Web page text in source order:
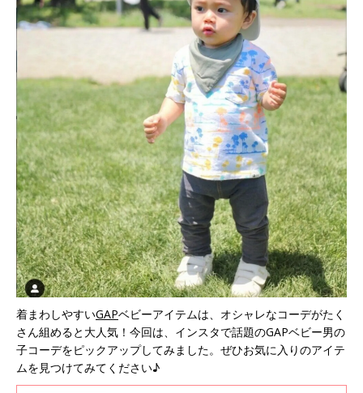
着まわしやすいGAPベビーアイテムは、オシャレなコーデがたく
さん組めると大人気！今回は、インスタで話題のGAPベビー男の
子コーデをピックアップしてみました。ぜひお気に入りのアイテ
ムを見つけてみてください♪